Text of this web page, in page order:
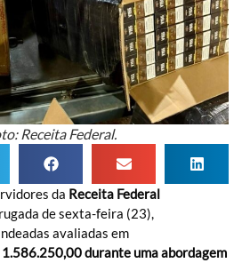
Receita Federal.
da Receita Federal
de sexta-feira (23),
avaliadas em
1.586.250,00 durante uma abordagem